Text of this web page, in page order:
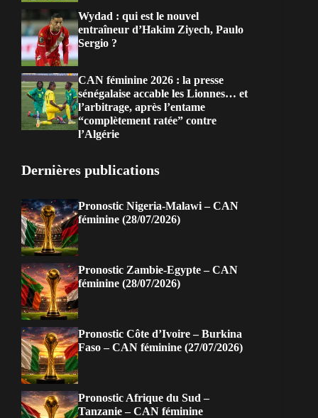
Wydad : qui est le nouvel
entraîneur d’Hakim Ziyech, Paulo
Sergio ?
CAN féminine 2026 : la presse
sénégalaise accable les Lionnes… et
l’arbitrage, après l’entame
“complètement ratée” contre
l’Algérie
Dernières publications
Pronostic Nigeria-Malawi – CAN
féminine (28/07/2026)
Pronostic Zambie-Egypte – CAN
féminine (28/07/2026)
Pronostic Côte d’Ivoire – Burkina
Faso – CAN féminine (27/07/2026)
Pronostic Afrique du Sud –
Tanzanie – CAN féminine